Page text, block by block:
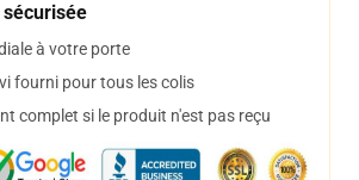
à votre porte
fourni pour tous les colis
complet si le produit n'est pas reçu